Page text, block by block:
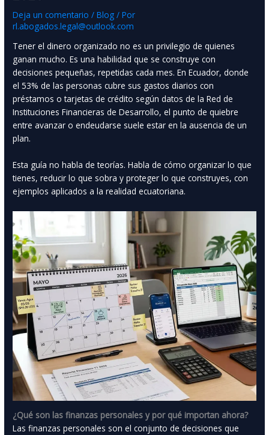
Deja un comentario /Blog / Por
rl.abogados.legal@outlook.com
Tener el dinero organizado no es un privilegio de quienes
ganan mucho. Es una habilidad que se construye con
decisiones pequeñas, repetidas cada mes. En Ecuador, donde
el 53% de las personas cubre sus gastos diarios con
préstamos o tarjetas de crédito según datos de la Red de
Instituciones Financieras de Desarrollo, el punto de quiebre
entre avanzar o endeudarse suele estar en la ausencia de un
plan.
Esta guía no habla de teorías. Habla de cómo organizar lo que
tienes, reducir lo que sobra y proteger lo que construyes, con
ejemplos aplicados a la realidad ecuatoriana.
¿Qué son las finanzas personales y por qué importan ahora?
Las finanzas personales son el conjunto de decisiones que